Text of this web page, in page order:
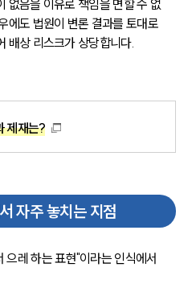
없음을 이유로 책임을 면할 수 없
에도 법원이 변론 결과를 토대로
배상 리스크가 상당합니다.
제재는?
자주 놓치는 지점
레 하는 표현"이라는 인식에서